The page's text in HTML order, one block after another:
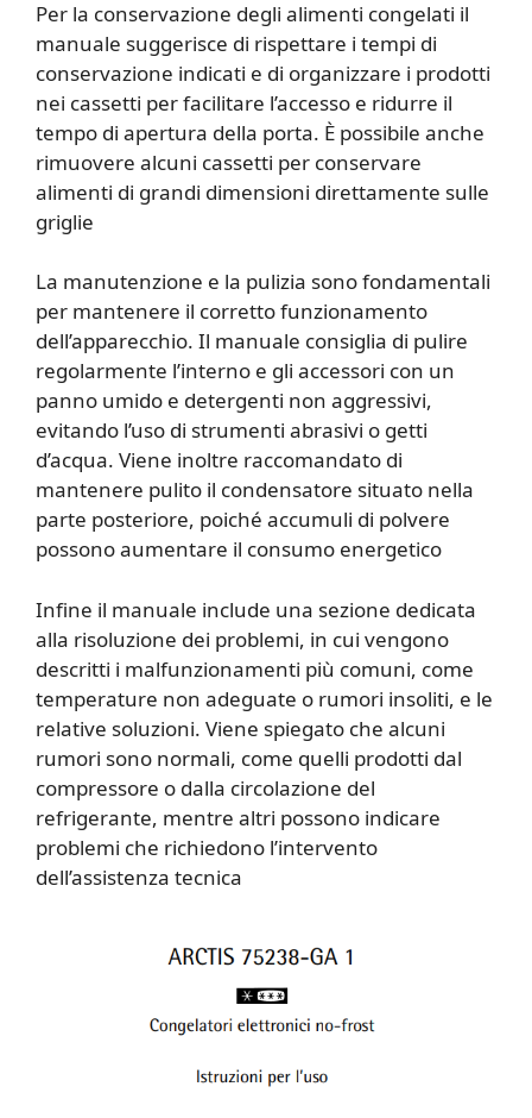
Per la conservazione degli alimenti congelati il
manuale suggerisce di rispettare i tempi di
conservazione indicati e di organizzare i prodotti
nei cassetti per facilitare l’accesso e ridurre il
tempo di apertura della porta. È possibile anche
rimuovere alcuni cassetti per conservare
alimenti di grandi dimensioni direttamente sulle
griglie
La manutenzione e la pulizia sono fondamentali
per mantenere il corretto funzionamento
dell’apparecchio. Il manuale consiglia di pulire
regolarmente l’interno e gli accessori con un
panno umido e detergenti non aggressivi,
evitando l’uso di strumenti abrasivi o getti
d’acqua. Viene inoltre raccomandato di
mantenere pulito il condensatore situato nella
parte posteriore, poiché accumuli di polvere
possono aumentare il consumo energetico
Infine il manuale include una sezione dedicata
alla risoluzione dei problemi, in cui vengono
descritti i malfunzionamenti più comuni, come
temperature non adeguate o rumori insoliti, e le
relative soluzioni. Viene spiegato che alcuni
rumori sono normali, come quelli prodotti dal
compressore o dalla circolazione del
refrigerante, mentre altri possono indicare
problemi che richiedono l’intervento
dell’assistenza tecnica